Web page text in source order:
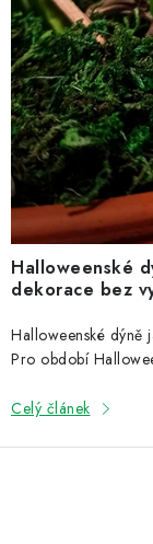
Halloweenské
dekorace bez
Halloweenské dýně
Pro období
Celý článek